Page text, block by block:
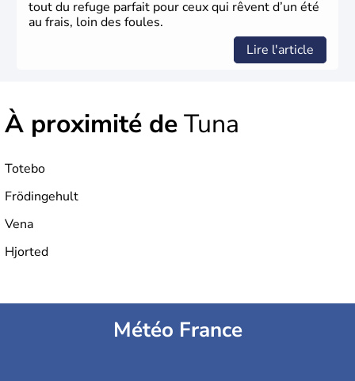
tout du refuge parfait pour ceux qui rêvent d’un été
au frais, loin des foules.
Lire l'article
À proximité deTuna
Totebo
Frödingehult
Vena
Hjorted
Météo France